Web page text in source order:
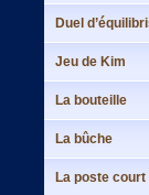
Duel
Jeu de Kim
La bouteille
La bûche
La poste court